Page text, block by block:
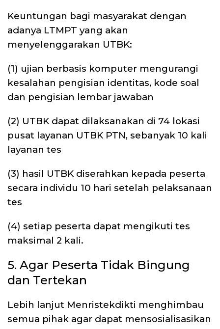
Keuntungan bagi masyarakat dengan
adanya LTMPT yang akan
menyelenggarakan UTBK:
(1) ujian berbasis komputer mengurangi
kesalahan pengisian identitas, kode soal
dan pengisian lembar jawaban
(2) UTBK dapat dilaksanakan di 74 lokasi
pusat layanan UTBK PTN, sebanyak 10 kali
layanan tes
(3) hasil UTBK diserahkan kepada peserta
secara individu 10 hari setelah pelaksanaan
tes
(4) setiap peserta dapat mengikuti tes
maksimal 2 kali.
5. Agar Peserta Tidak Bingung
dan Tertekan
Lebih lanjut Menristekdikti menghimbau
semua pihak agar dapat mensosialisasikan